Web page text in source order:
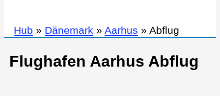
Hub » Dänemark » Aarhus » Abflug
Flughafen Aarhus Abflug